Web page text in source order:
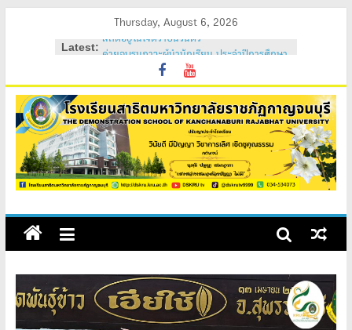
Thursday, August 6, 2026
Latest:
ค่ายอบรมภาวะผู้นำนักเรียน ประจำปีการศึกษา
วันสถาปนาโรงเรียนสาธิต 2569
ค่ายคุณธรรม จริยธรรม นักเรียนใหม่ 2569
ค่ายปรับพื้นฐานนักเรียนใหม่ 2569 (ม.1 และ
ม.4)
สถิตอยู่ในใจตราบนิรันดร์